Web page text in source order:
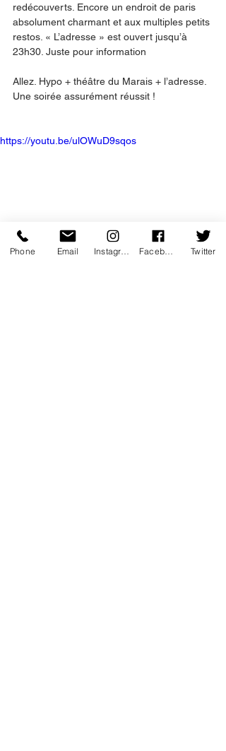
redécouverts. Encore un endroit de paris
absolument charmant et aux multiples petits
restos. « L’adresse » est ouvert jusqu’à
23h30. Juste pour information
Allez. Hypo + théâtre du Marais + l’adresse.
Une soirée assurément réussit !
https://youtu.be/ulOWuD9sqos
Phone Email Twitter